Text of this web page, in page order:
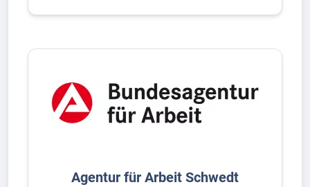
Agentur für Arbeit Schwedt